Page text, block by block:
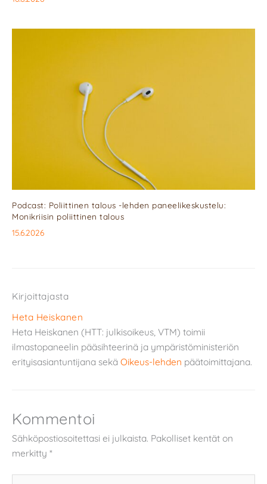
Podcast: Poliittinen talous -lehden paneelikeskustelu:
Monikriisin poliittinen talous
15.6.2026
Kirjoittajasta
Heta Heiskanen
Heta Heiskanen (HTT: julkisoikeus, VTM) toimii
ilmastopaneelin pääsihteerinä ja ympäristöministeriön
erityisasiantuntijana sekä Oikeus-lehden päätoimittajana.
Kommentoi
Sähköpostiosoitettasi ei julkaista. Pakolliset kentät on
merkitty *